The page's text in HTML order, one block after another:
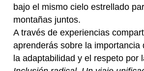
bajo el mismo cielo estrellado
montañas juntos.
A través de experiencias
aprenderás sobre la importancia
la adaptabilidad y el respeto por